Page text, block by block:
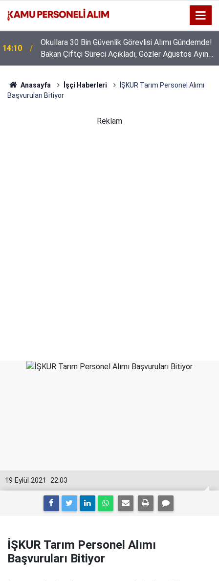
14:10
Okullara 30 Bin Güvenlik Görevlisi Alımı Gündemde!
Bakan Çiftçi Süreci Açıkladı, Gözler Ağustos Ayına
Çevrildi
Anasayfa İşçi Haberleri
İŞKUR Tarım Personel Alımı
Başvuruları Bitiyor
Reklam
22:03
19 Eylül 2021
İŞKUR Tarım Personel Alımı
Başvuruları Bitiyor